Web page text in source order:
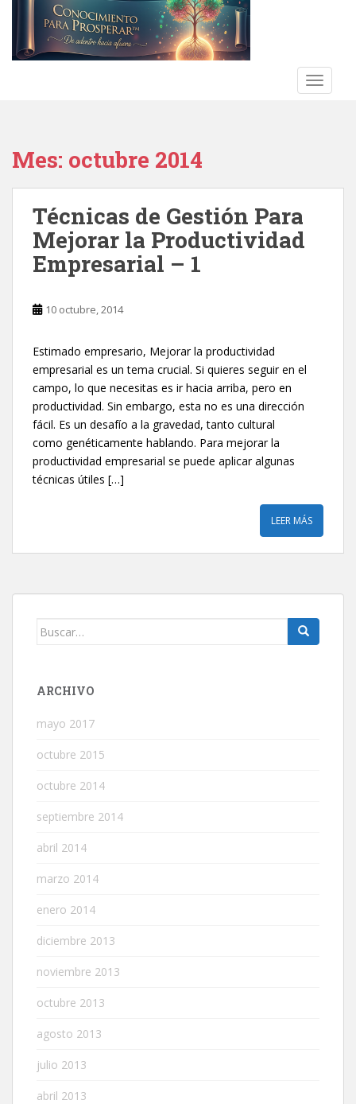
Mes: octubre 2014
Técnicas de Gestión Para
Mejorar la Productividad
Empresarial – 1
10 octubre, 2014
Estimado empresario, Mejorar la productividad
empresarial es un tema crucial. Si quieres seguir en el
campo, lo que necesitas es ir hacia arriba, pero en
productividad. Sin embargo, esta no es una dirección
fácil. Es un desafío a la gravedad, tanto cultural
como genéticamente hablando. Para mejorar la
productividad empresarial se puede aplicar algunas
técnicas útiles […]
LEER MÁS
Buscar:
ARCHIVO
mayo 2017
octubre 2015
octubre 2014
septiembre 2014
abril 2014
marzo 2014
enero 2014
diciembre 2013
noviembre 2013
octubre 2013
agosto 2013
julio 2013
abril 2013